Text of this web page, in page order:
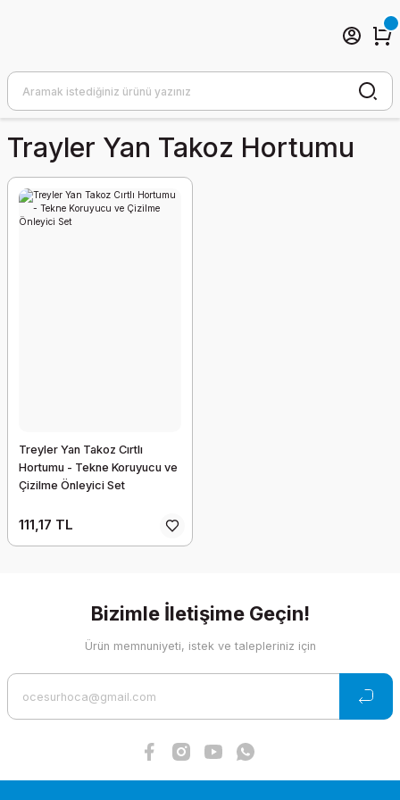
Trayler Yan Takoz Hortumu
Treyler Yan Takoz Cırtlı
Hortumu - Tekne Koruyucu ve
Çizilme Önleyici Set
111,17 TL
Bizimle İletişime Geçin!
Ürün memnuniyeti, istek ve talepleriniz için